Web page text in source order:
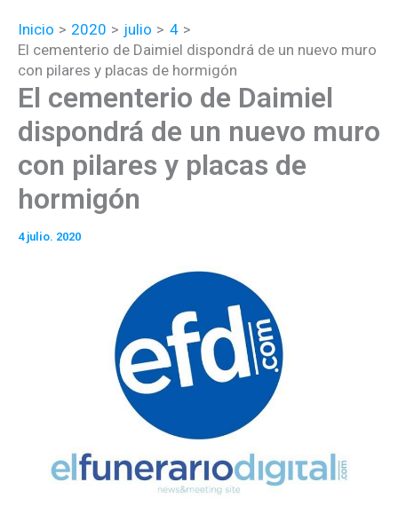
Inicio 2020 julio
4
El cementerio de Daimiel dispondrá de un nuevo muro
con pilares y placas de hormigón
El cementerio de Daimiel
dispondrá de un nuevo muro
con pilares y placas de
hormigón
4 julio. 2020